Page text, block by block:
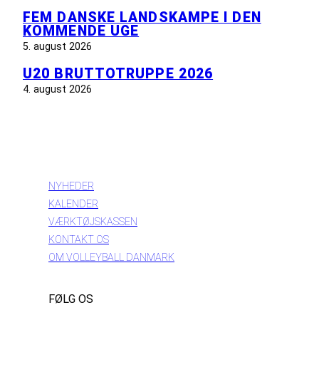
FEM DANSKE LANDSKAMPE I DEN
KOMMENDE UGE
5. august 2026
U20 BRUTTOTRUPPE 2026
4. august 2026
NYHEDER
KALENDER
VÆRKTØJSKASSEN
KONTAKT OS
OM VOLLEYBALL DANMARK
FØLG OS